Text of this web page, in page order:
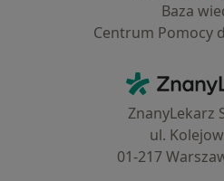
Baza
Centrum Pomocy
ZnanyLekarz
ul.
01-217